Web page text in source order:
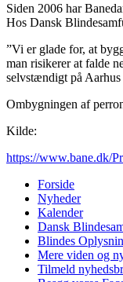
Siden 2006 har
Hos Dansk
”Vi er glade for, at
man risikerer at falde
selvstændigt på
Ombygningen af
Kilde:
https://www.bane.dk/
Forside
Nyheder
Kalender
Dansk
Blindes
Mere viden og
Tilmeld